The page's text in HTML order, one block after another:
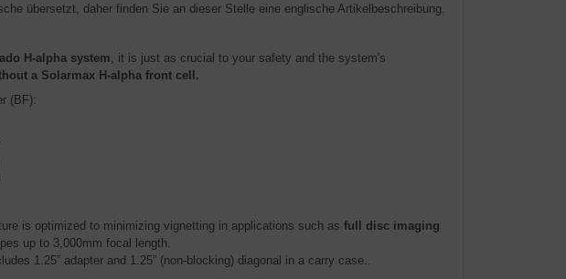
übersetzt, daher finden Sie an dieser Stelle eine englische Artikelbeschreibung.
H-alpha system , it is just as crucial to your safety and the system's
a Solarmax H-alpha front cell.
(BF):
is optimized to minimizing vignetting in applications such as full disc imaging
up to 3,000mm focal length.
1.25” adapter and 1.25” (non-blocking) diagonal in a carry case..